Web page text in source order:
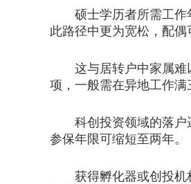
硕士学历者所需工作年
此路径中更为宽松，配偶
这与居转户中家属难以
项，一般需在异地工作满
科创投资领域的落户逻
参保年限可缩短至两年。
获得孵化器或创投机构